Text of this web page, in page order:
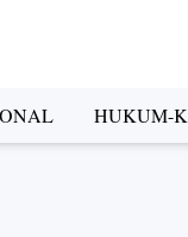
Header Social
Facebook
HUKUM-